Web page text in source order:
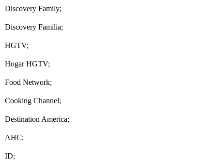
Discovery Family;
Discovery Familia;
HGTV;
Hogar HGTV;
Food Network;
Cooking Channel;
Destination America;
AHC;
ID;